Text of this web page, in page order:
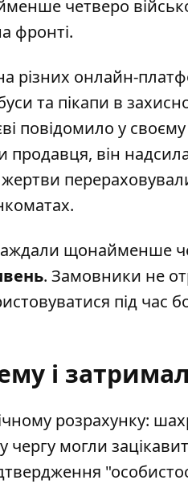
четверо
фронті.
різних онлайн-
та пікапи в
повідомило у
він
щонайменше
. Замовники не
під час
і
розрахунку:
могли